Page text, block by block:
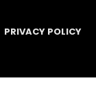
PRIVACY POLICY